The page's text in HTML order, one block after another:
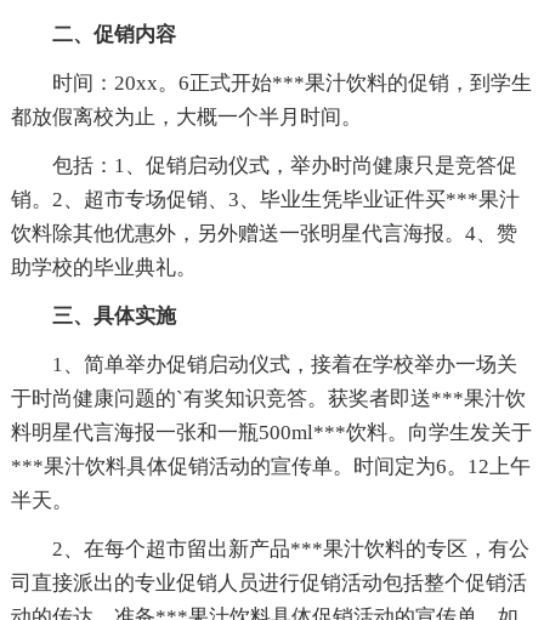
二、促销内容
时间：20xx。6正式开始***果汁饮料的促销，到学生
都放假离校为止，大概一个半月时间。
包括：1、促销启动仪式，举办时尚健康只是竞答促
销。2、超市专场促销、3、毕业生凭毕业证件买***果汁
饮料除其他优惠外，另外赠送一张明星代言海报。4、赞
助学校的毕业典礼。
三、具体实施
1、简单举办促销启动仪式，接着在学校举办一场关
于时尚健康问题的`有奖知识竞答。获奖者即送***果汁饮
料明星代言海报一张和一瓶500ml***饮料。向学生发关于
***果汁饮料具体促销活动的宣传单。时间定为6。12上午
半天。
2、在每个超市留出新产品***果汁饮料的专区，有公
司直接派出的专业促销人员进行促销活动包括整个促销活